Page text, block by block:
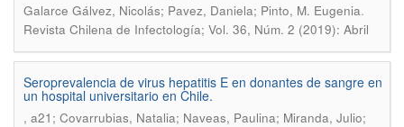
Galarce Gálvez, Nicolás; Pavez, Daniela; Pinto, M. Eugenia.
Revista Chilena de Infectología; Vol. 36, Núm. 2 (2019): Abril
Seroprevalencia de virus hepatitis E en donantes de sangre en
un hospital universitario en Chile.
, a21; Covarrubias, Natalia; Naveas, Paulina; Miranda, Julio;